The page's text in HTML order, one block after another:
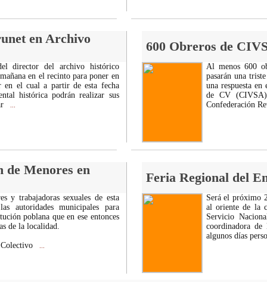
en Archivo
600 Obreros de
director del archivo histórico
en el recinto para poner en
en el cual a partir de esta fecha
histórica podrán realizar sus
Al menos 600
pasarán una
una respuesta
de CV
Confederación
de Menores en
Feria Regional del
y trabajadoras sexuales de esta
autoridades municipales para
poblana que en ese entonces
de la localidad.
Colectivo
Será el próximo
al oriente de la
Servicio
coordinadora de
algunos días